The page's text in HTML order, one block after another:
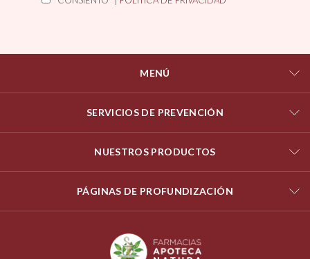
MENÚ
SERVICIOS DE PREVENCIÓN
NUESTROS PRODUCTOS
PÁGINAS DE PROFUNDIZACIÓN